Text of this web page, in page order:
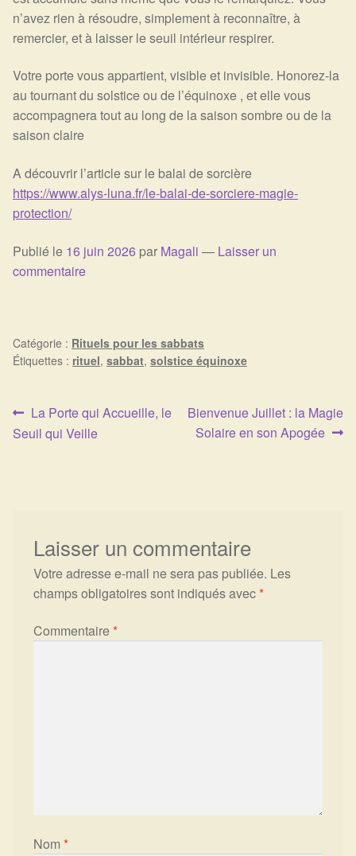
n’avez rien à résoudre, simplement à reconnaître, à
remercier, et à laisser le seuil intérieur respirer.
Votre porte vous appartient, visible et invisible. Honorez-la
au tournant du solstice ou de l’équinoxe , et elle vous
accompagnera tout au long de la saison sombre ou de la
saison claire
A découvrir l’article sur le balai de sorcière
https://www.alys-luna.fr/le-balai-de-sorciere-magie-
protection/
Publié le 16 juin 2026 par Magali — Laisser un
commentaire
Catégorie : Rituels pour les sabbats
Étiquettes : rituel, sabbat, solstice équinoxe
Navigation
de
Article
précédent :
La Porte qui Accueille, le
Seuil qui Veille
Article
suivant :
Bienvenue Juillet : la Magie
Solaire en son Apogée
Laisser un commentaire
Votre adresse e-mail ne sera pas publiée. Les
champs obligatoires sont indiqués avec *
Commentaire *
Nom *